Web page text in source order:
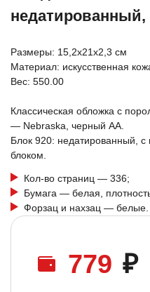
Размеры: 15,2х21х2,3 см
Материал: искусственная
Вес: 550.00
Классическая обложка с
— Nebraska, черный АА.
Блок 920: недатированный,
блоком.
Кол-во страниц — 336;
Бумага — белая,
Форзац и нахзац — белые.
779 ₽